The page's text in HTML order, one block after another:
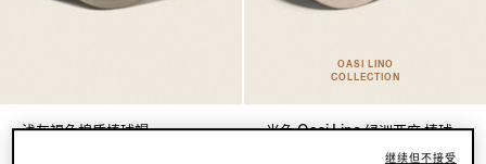
浅灰褐色棉质棒球帽
OASI LINO
COLLECTION
米色 Oasi Lino 绿洲亚麻 棒球
继续但不接受